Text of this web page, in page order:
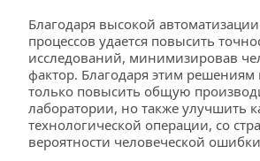
Благодаря высокой
процессов удается повысить
исследований, минимизировав
фактор. Благодаря этим решениям
только повысить общую
лаборатории, но также улучшить
технологической операции, со
вероятности человеческой